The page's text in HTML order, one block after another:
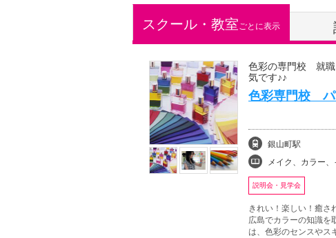
スクール・教室ごとに表示
色彩の専門校 就職
気です♪♪
色彩専門校 パ
銀山町駅
メイク、カラー、イメージアップ
説明会・見学会
きれい！楽しい！癒さ
広島でカラーの知識
は、色彩のセンスやス